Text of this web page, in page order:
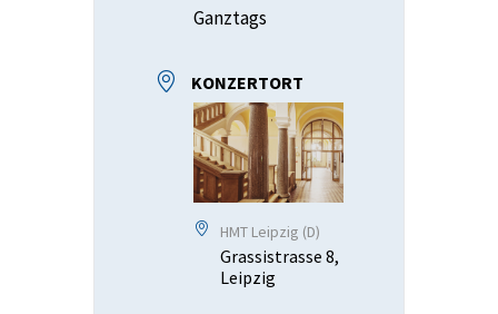
Ganztags
KONZERTORT
HMT Leipzig (D)
Grassistrasse 8,
Leipzig